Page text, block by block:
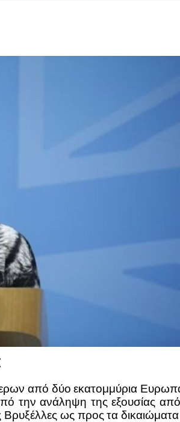
από δύο εκατομμύρια
την ανάληψη της εξουσίας
Βρυξέλλες ως προς τα